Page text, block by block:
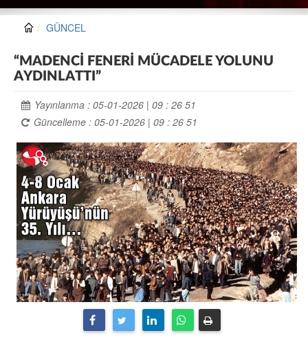
GÜNCEL
“MADENCİ FENERİ MÜCADELE YOLUNU
AYDINLATTI”
Yayınlanma : 05-01-2026 | 09 : 26 51
Güncelleme : 05-01-2026 | 09 : 26 51